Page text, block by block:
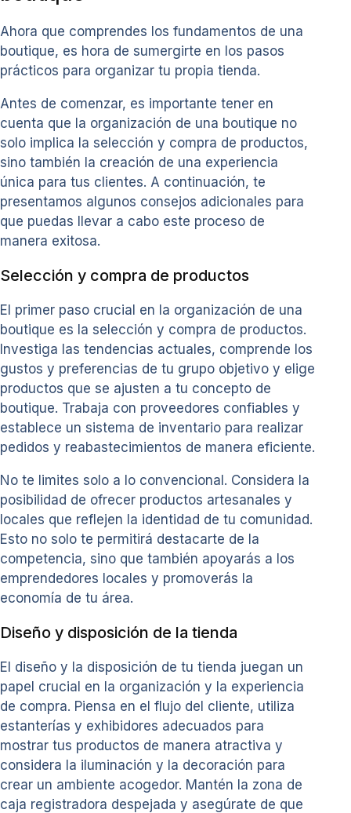
Ahora que comprendes los fundamentos de una
boutique, es hora de sumergirte en los pasos
prácticos para organizar tu propia tienda.
Antes de comenzar, es importante tener en
cuenta que la organización de una boutique no
solo implica la selección y compra de productos,
sino también la creación de una experiencia
única para tus clientes. A continuación, te
presentamos algunos consejos adicionales para
que puedas llevar a cabo este proceso de
manera exitosa.
Selección y compra de productos
El primer paso crucial en la organización de una
boutique es la selección y compra de productos.
Investiga las tendencias actuales, comprende los
gustos y preferencias de tu grupo objetivo y elige
productos que se ajusten a tu concepto de
boutique. Trabaja con proveedores confiables y
establece un sistema de inventario para realizar
pedidos y reabastecimientos de manera eficiente.
No te limites solo a lo convencional. Considera la
posibilidad de ofrecer productos artesanales y
locales que reflejen la identidad de tu comunidad.
Esto no solo te permitirá destacarte de la
competencia, sino que también apoyarás a los
emprendedores locales y promoverás la
economía de tu área.
Diseño y disposición de la tienda
El diseño y la disposición de tu tienda juegan un
papel crucial en la organización y la experiencia
de compra. Piensa en el flujo del cliente, utiliza
estanterías y exhibidores adecuados para
mostrar tus productos de manera atractiva y
considera la iluminación y la decoración para
crear un ambiente acogedor. Mantén la zona de
caja registradora despejada y asegúrate de que